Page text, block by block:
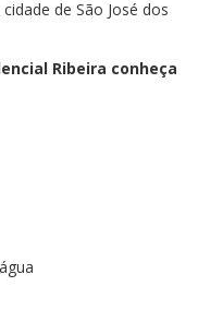
de São José dos
Ribeira conheça